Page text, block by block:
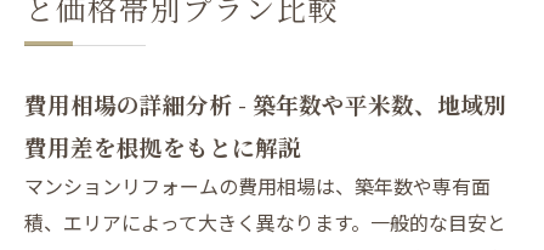
費用相場の詳細分析 - 築年数や平米数、地域別
費用差を根拠をもとに解説
マンションリフォームの費用相場は、築年数や専有面
積、エリアによって大きく異なります。一般的な目安と